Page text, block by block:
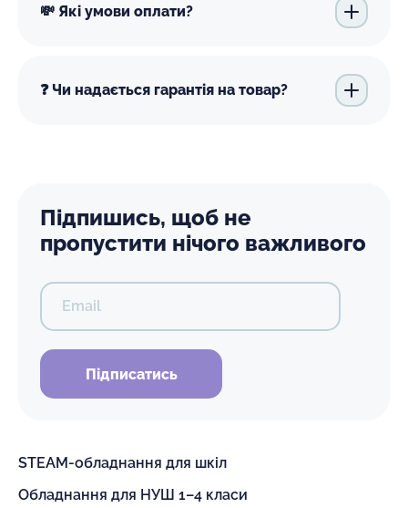
💸 Які умови оплати?
❓ Чи надається гарантія на товар?
Підпишись, щоб не
пропустити нічого важливого
Email
Підписатись
STEAM-обладнання для шкіл
Обладнання для НУШ 1–4 класи